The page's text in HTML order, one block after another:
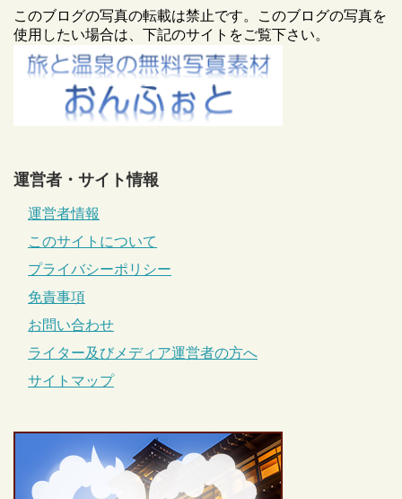
このブログの写真の転載は禁止です。このブログの写真を
使用したい場合は、下記のサイトをご覧下さい。
運営者・サイト情報
運営者情報
このサイトについて
プライバシーポリシー
免責事項
お問い合わせ
ライター及びメディア運営者の方へ
サイトマップ